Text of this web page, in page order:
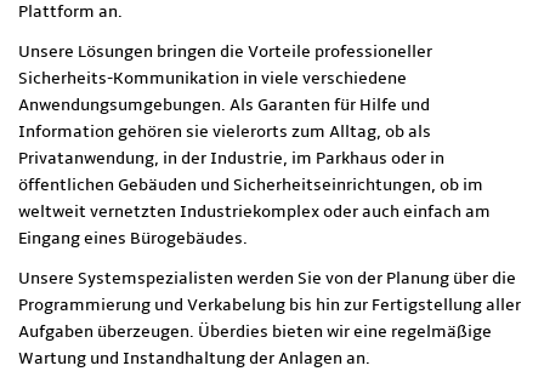
Plattform an.
Unsere Lösungen bringen die Vorteile professioneller
Sicherheits-Kommunikation in viele verschiedene
Anwendungsumgebungen. Als Garanten für Hilfe und
Information gehören sie vielerorts zum Alltag, ob als
Privatanwendung, in der Industrie, im Parkhaus oder in
öffentlichen Gebäuden und Sicherheitseinrichtungen, ob im
weltweit vernetzten Industriekomplex oder auch einfach am
Eingang eines Bürogebäudes.
Unsere Systemspezialisten werden Sie von der Planung über die
Programmierung und Verkabelung bis hin zur Fertigstellung aller
Aufgaben überzeugen. Überdies bieten wir eine regelmäßige
Wartung und Instandhaltung der Anlagen an.